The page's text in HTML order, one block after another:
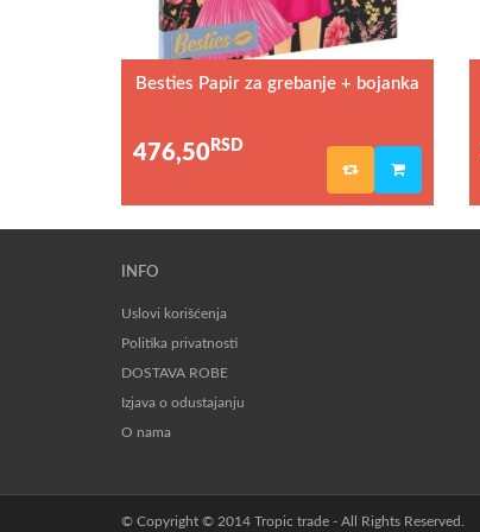
Besties Papir za grebanje + bojanka
476,50 RSD
INFO
Uslovi korišćenja
Politika privatnosti
DOSTAVA ROBE
Izjava o odustajanju
O nama
© Copyright © 2014 Tropic trade - All Rights Reserved.